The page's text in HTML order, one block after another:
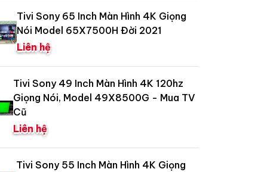
Tivi Sony 65 Inch Màn Hình 4K Giọng
Nói Model 65X7500H Đời 2021
Liên hệ
Tivi Sony 49 Inch Màn Hình 4K 120hz
Giọng Nói, Model 49X8500G - Mua TV
Cũ
Liên hệ
Tivi Sony 55 Inch Màn Hình 4K Giọng